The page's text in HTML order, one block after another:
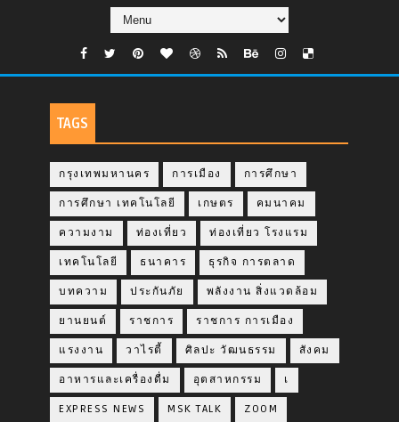
TAGS
กรุงเทพมหานคร การเมือง การศึกษา
การศึกษา เทคโนโลยี เกษตร คมนาคม
ความงาม ท่องเที่ยว ท่องเที่ยว โรงแรม
เทคโนโลยี ธนาคาร ธุรกิจ การตลาด
บทความ ประกันภัย พลังงาน สิ่งแวดล้อม
ยานยนต์ ราชการ ราชการ การเมือง
แรงงาน วาไรตี้ ศิลปะ วัฒนธรรม สังคม
อาหารและเครื่องดื่ม อุตสาหกรรม เ
EXPRESS NEWS MSK TALK ZOOM